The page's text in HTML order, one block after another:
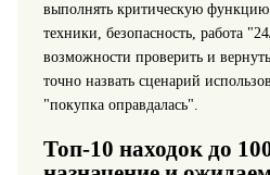
выполнять критическую
техники, безопасность, работа
возможности проверить и
точно назвать сценарий
"покупка оправдалась".
Топ-10 находок до